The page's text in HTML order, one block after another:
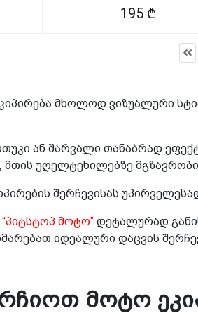
195 ₾
მხოლოდ ვიზუალური
ან შარვალი თანაბრად
უღელტეხილებზე
შერჩევისას
მოტო” დეტალურად
იდეალური დაცვის
მოტო